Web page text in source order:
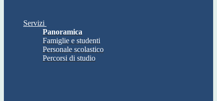
Servizi
Panoramica
Famiglie e studenti
Personale scolastico
Percorsi di studio